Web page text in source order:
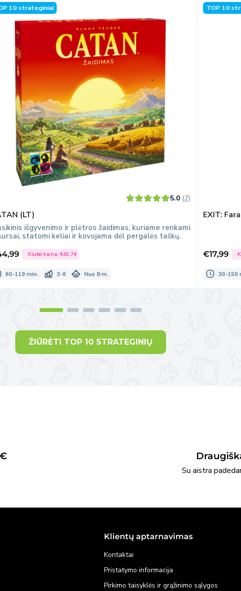
10 strateginiai
5.0 (7)
(LT)
išgyvenimo ir plėtros žaidimas, kuriame renkami
statomi keliai ir kovojama dėl pergalės taškų.
Klubo kaina:€42,74
60-119 min. 3-6 Nuo 8 m.
TOP 10
EXIT:
kaina
€17,99
30-150
ŽIŪRĖTI TOP 10 STRATEGINIŲ
Su aistra
Klientų aptarnavimas
Kontaktai
Pristatymo informacija
Pirkimo taisyklės ir grąžinimo sąlygos